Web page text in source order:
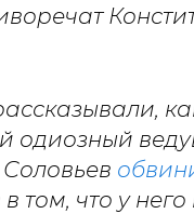
одиозный
том, что у